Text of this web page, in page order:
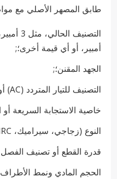
طابق المصهر الأصلي مع
أمبير، أو أي قيمة أخرى؛;
الجهد المقنن؛;
التصنيف للتيار المتردد (AC) أو التيار المستمر (DC)؛;
خاصية الاستجابة السريعة أو
النوع (زجاجي، سيراميك، HRC، شفرة، قابس، أو خرطوشة)؛;
قدرة القطع أو تصنيف الفصل
الحجم المادي ونمط